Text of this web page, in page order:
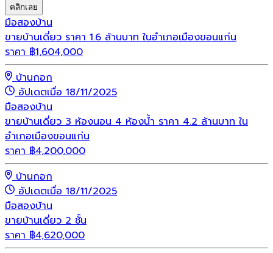
คลิกเลย
มือสองบ้าน
ขายบ้านเดี่ยว ราคา 1.6 ล้านบาท ในอำเภอเมืองขอนแก่น
ราคา ฿1,604,000
บ้านกอก
อัปเดตเมื่อ 18/11/2025
มือสองบ้าน
ขายบ้านเดี่ยว 3 ห้องนอน 4 ห้องน้ำ ราคา 4.2 ล้านบาท ใน
อำเภอเมืองขอนแก่น
ราคา ฿4,200,000
บ้านกอก
อัปเดตเมื่อ 18/11/2025
มือสองบ้าน
ขายบ้านเดี่ยว 2 ชั้น
ราคา ฿4,620,000